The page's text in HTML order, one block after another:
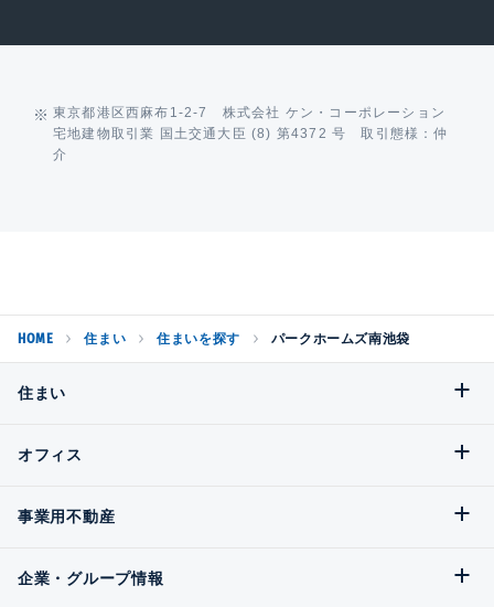
東京都港区西麻布1-2-7 株式会社 ケン・コーポレーション
宅地建物取引業 国土交通大臣 (8) 第4372 号 取引態様：仲
介
HOME 住まい 住まいを探す パークホームズ南池袋
住まい
オフィス
事業用不動産
企業・グループ情報